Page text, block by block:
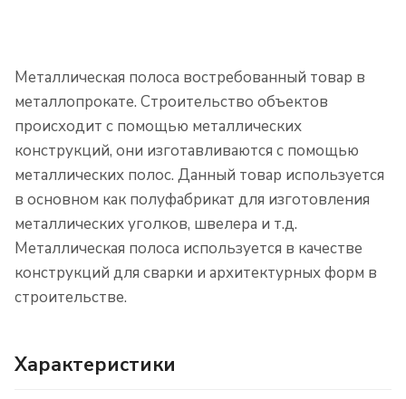
Металлическая полоса востребованный товар в
металлопрокате. Строительство объектов
происходит с помощью металлических
конструкций, они изготавливаются с помощью
металлических полос. Данный товар используется
в основном как полуфабрикат для изготовления
металлических уголков, швелера и т.д.
Металлическая полоса используется в качестве
конструкций для сварки и архитектурных форм в
строительстве.
Характеристики